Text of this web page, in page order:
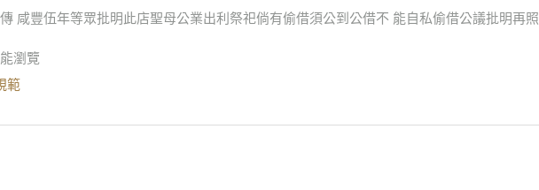
咸豐伍年等眾批明此店聖母公業出利祭祀倘有偷借須公到公借不 能自私偷借公議批明再照
瀏覽
範